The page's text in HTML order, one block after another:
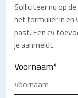
Solliciteer nu op
het formulier in en
past. Een cv
je aanmeldt.
Voornaam*